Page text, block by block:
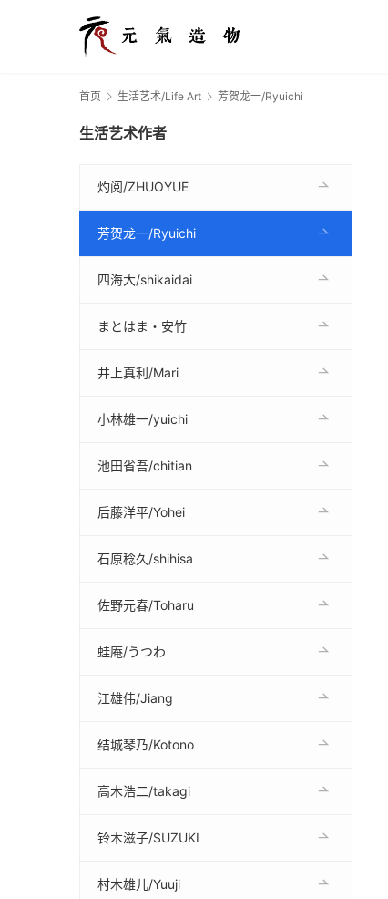
首页 生活艺术/Life Art 芳贺龙一/Ryuichi
生活艺术作者
灼阅/ZHUOYUE
芳贺龙一/Ryuichi
四海大/shikaidai
まとはま・安竹
井上真利/Mari
小林雄一/yuichi
池田省吾/chitian
后藤洋平/Yohei
石原稔久/shihisa
佐野元春/Toharu
蛙庵/うつわ
江雄伟/Jiang
结城琴乃/Kotono
高木浩二/takagi
铃木滋子/SUZUKI
村木雄儿/Yuuji